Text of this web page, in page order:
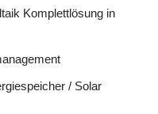
Komplettlösung in
/ Solar